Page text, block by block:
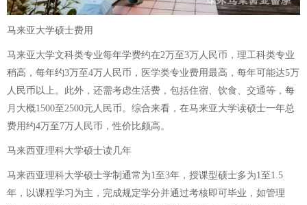
马来亚大学硕士费用
马来亚大学文科类专业每年学费约在2万至3万人民币，理工科类专业
稍高，每年约3万至4万人民币，医学类专业费用最高，每年可能达5万
人民币以上。此外，还需考虑生活费，包括住宿、饮食、交通等，每
月大概1500至2500元人民币。综合来看，在马来亚大学读硕士一年总
费用约4万至7万人民币，性价比颇高。
马来西亚理科大学硕士读几年
马来西亚理科大学硕士学制通常为1至3年，授课型硕士多为1至1.5
年，以课程学习为主，完成规定学分并通过考核即可毕业，如管理